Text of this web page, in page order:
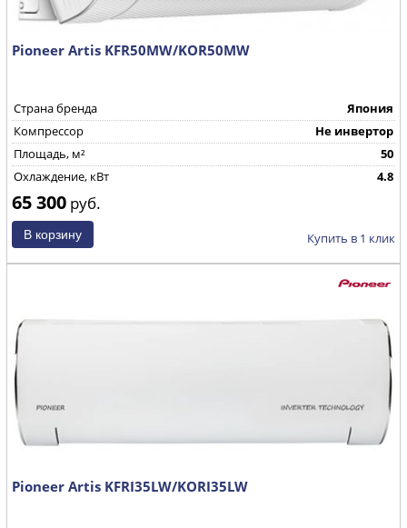
Pioneer Artis KFR50MW/KOR50MW
Страна бренда
Япония
Компрессор
Не инвертор
Площадь, м²
50
Охлаждение, кВт
4.8
65 300 руб.
Купить в 1 клик
Pioneer Artis KFRI35LW/KORI35LW